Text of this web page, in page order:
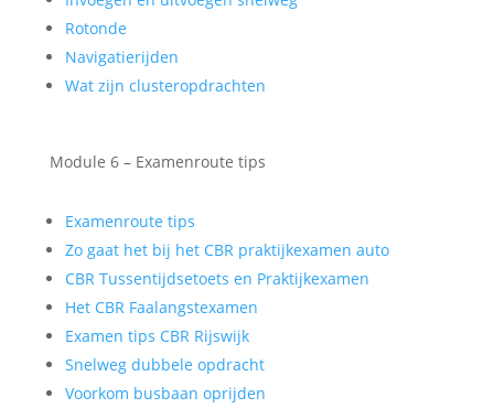
Rotonde
Navigatierijden
Wat zijn clusteropdrachten
Module 6 – Examenroute tips
Examenroute tips
Zo gaat het bij het CBR praktijkexamen auto
CBR Tussentijdsetoets en Praktijkexamen
Het CBR Faalangstexamen
Examen tips CBR Rijswijk
Snelweg dubbele opdracht
Voorkom busbaan oprijden